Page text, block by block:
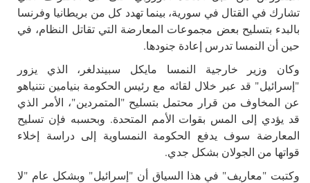
تشارك في القتال في سورية، بينما تهدد كل من بريطانيا وفرنسا
بالبدء بتسليح بعض مجموعات المعارضة التي تقاتل النظام، في
حين أن النمسا تدرس إعادة جنودها.
وكان وزير خارجية النمسا مايكل سبيندلغر، الذي يزور
"إسرائيل" قد عبر خلال لقائه مع رئيس الحكومة بنيامين نتنياهو
عن المخاوف من قرار محتمل بتسليح "المتمردين"، الأمر الذي
قد يؤدي إلى المس بقوات الأمم المتحدة. وبحسبه فإن تسليح
المعارضة سوف يدفع الحكومة النمساوية إلى دراسة إخلاء
قواتها من الجولان بشكل جدي.
وكتبت "معاريف" في هذا السياق أن "إسرائيل" وبشكل عام "لا